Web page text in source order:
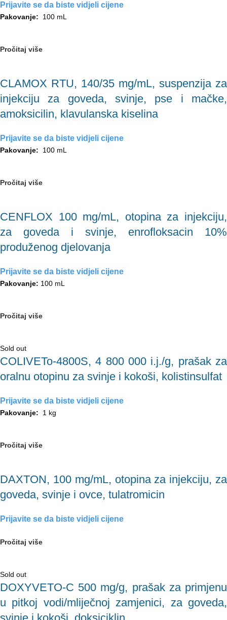
Prijavite se da biste vidjeli cijene
Pakovanje: 100 mL
Pročitaj više
CLAMOX RTU, 140/35 mg/mL, suspenzija za
injekciju za goveda, svinje, pse i mačke,
amoksicilin, klavulanska kiselina
Prijavite se da biste vidjeli cijene
Pakovanje: 100 mL
Pročitaj više
CENFLOX 100 mg/mL, otopina za injekciju,
za goveda i svinje, enrofloksacin 10%
produženog djelovanja
Prijavite se da biste vidjeli cijene
Pakovanje: 100 mL
Pročitaj više
Sold out
COLIVETo-4800S, 4 800 000 i.j./g, prašak za
oralnu otopinu za svinje i kokoši, kolistinsulfat
Prijavite se da biste vidjeli cijene
Pakovanje: 1 kg
Pročitaj više
DAXTON, 100 mg/mL, otopina za injekciju, za
goveda, svinje i ovce, tulatromicin
Prijavite se da biste vidjeli cijene
Pročitaj više
Sold out
DOXYVETO-C 500 mg/g, prašak za primjenu
u pitkoj vodi/mliječnoj zamjenici, za goveda,